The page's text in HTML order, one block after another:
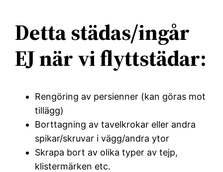
Detta städas/ingår
EJ när vi flyttstädar:
Rengöring av persienner (kan göras mot
tillägg)
Borttagning av tavelkrokar eller andra
spikar/skruvar i vägg/andra ytor
Skrapa bort av olika typer av tejp,
klistermärken etc.